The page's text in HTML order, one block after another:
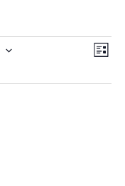
Liste